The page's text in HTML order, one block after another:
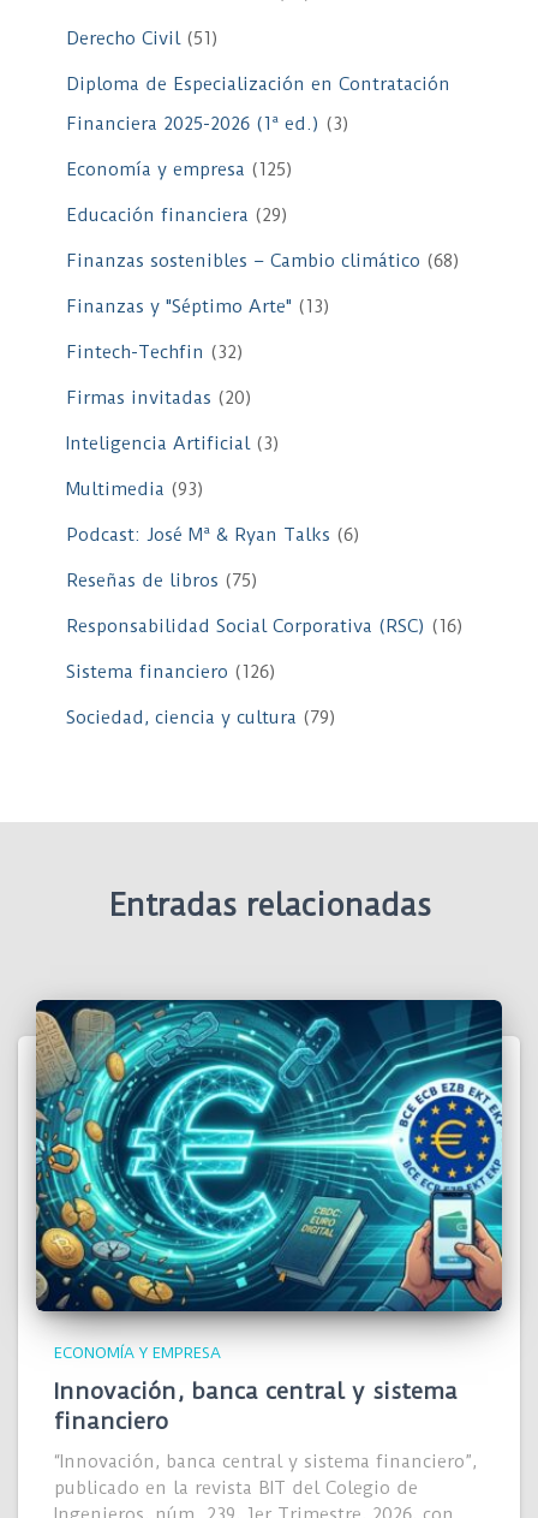
Derecho Civil(51)
Diploma de Especialización en Contratación
Financiera 2025-2026 (1ª ed.) (3)
Economía y empresa (125)
Educación financiera (29)
Finanzas sostenibles – Cambio climático (68)
Finanzas y "Séptimo Arte" (13)
Fintech-Techfin (32)
Firmas invitadas (20)
Inteligencia Artificial(3)
Multimedia (93)
Podcast: José Mª & Ryan Talks (6)
Reseñas de libros (75)
Responsabilidad Social Corporativa (RSC) (16)
Sistema financiero (126)
Sociedad, ciencia y cultura (79)
Entradas relacionadas
ECONOMÍA Y EMPRESA
Innovación, banca central y sistema
financiero
“Innovación, banca central y sistema financiero”,
publicado en la revista BIT del Colegio de